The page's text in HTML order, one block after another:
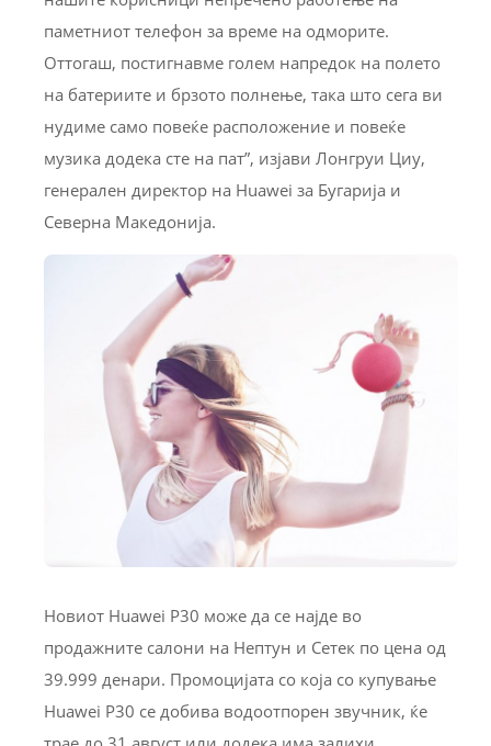
паметниот телефон за време на одморите.
Оттогаш, постигнавме голем напредок на полето
на батериите и брзото полнење, така што сега ви
нудиме само повеќе расположение и повеќе
музика додека сте на пат”, изјави Лонгруи Циу,
генерален директор на Huawei за Бугарија и
Северна Македонија.
Новиот Huawei P30 може да се најде во
продажните салони на Нептун и Сетек по цена од
39.999 денари. Промоцијата со која со купување
Huawei P30 се добива водоотпорен звучник, ќе